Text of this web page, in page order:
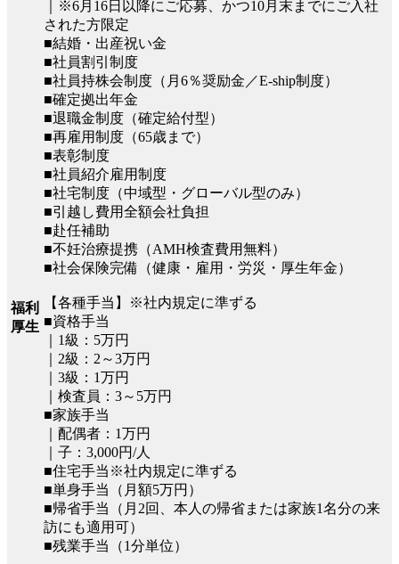
福利
厚生
｜※6月16日以降にご応募、かつ10月末までにご入社
された方限定
■結婚・出産祝い金
■社員割引制度
■社員持株会制度（月6％奨励金／E-ship制度）
■確定拠出年金
■退職金制度（確定給付型）
■再雇用制度（65歳まで）
■表彰制度
■社員紹介雇用制度
■社宅制度（中域型・グローバル型のみ）
■引越し費用全額会社負担
■赴任補助
■不妊治療提携（AMH検査費用無料）
■社会保険完備（健康・雇用・労災・厚生年金）
【各種手当】※社内規定に準ずる
■資格手当
｜1級：5万円
｜2級：2～3万円
｜3級：1万円
｜検査員：3～5万円
■家族手当
｜配偶者：1万円
｜子：3,000円/人
■住宅手当※社内規定に準ずる
■単身手当（月額5万円）
■帰省手当（月2回、本人の帰省または家族1名分の来
訪にも適用可）
■残業手当（1分単位）